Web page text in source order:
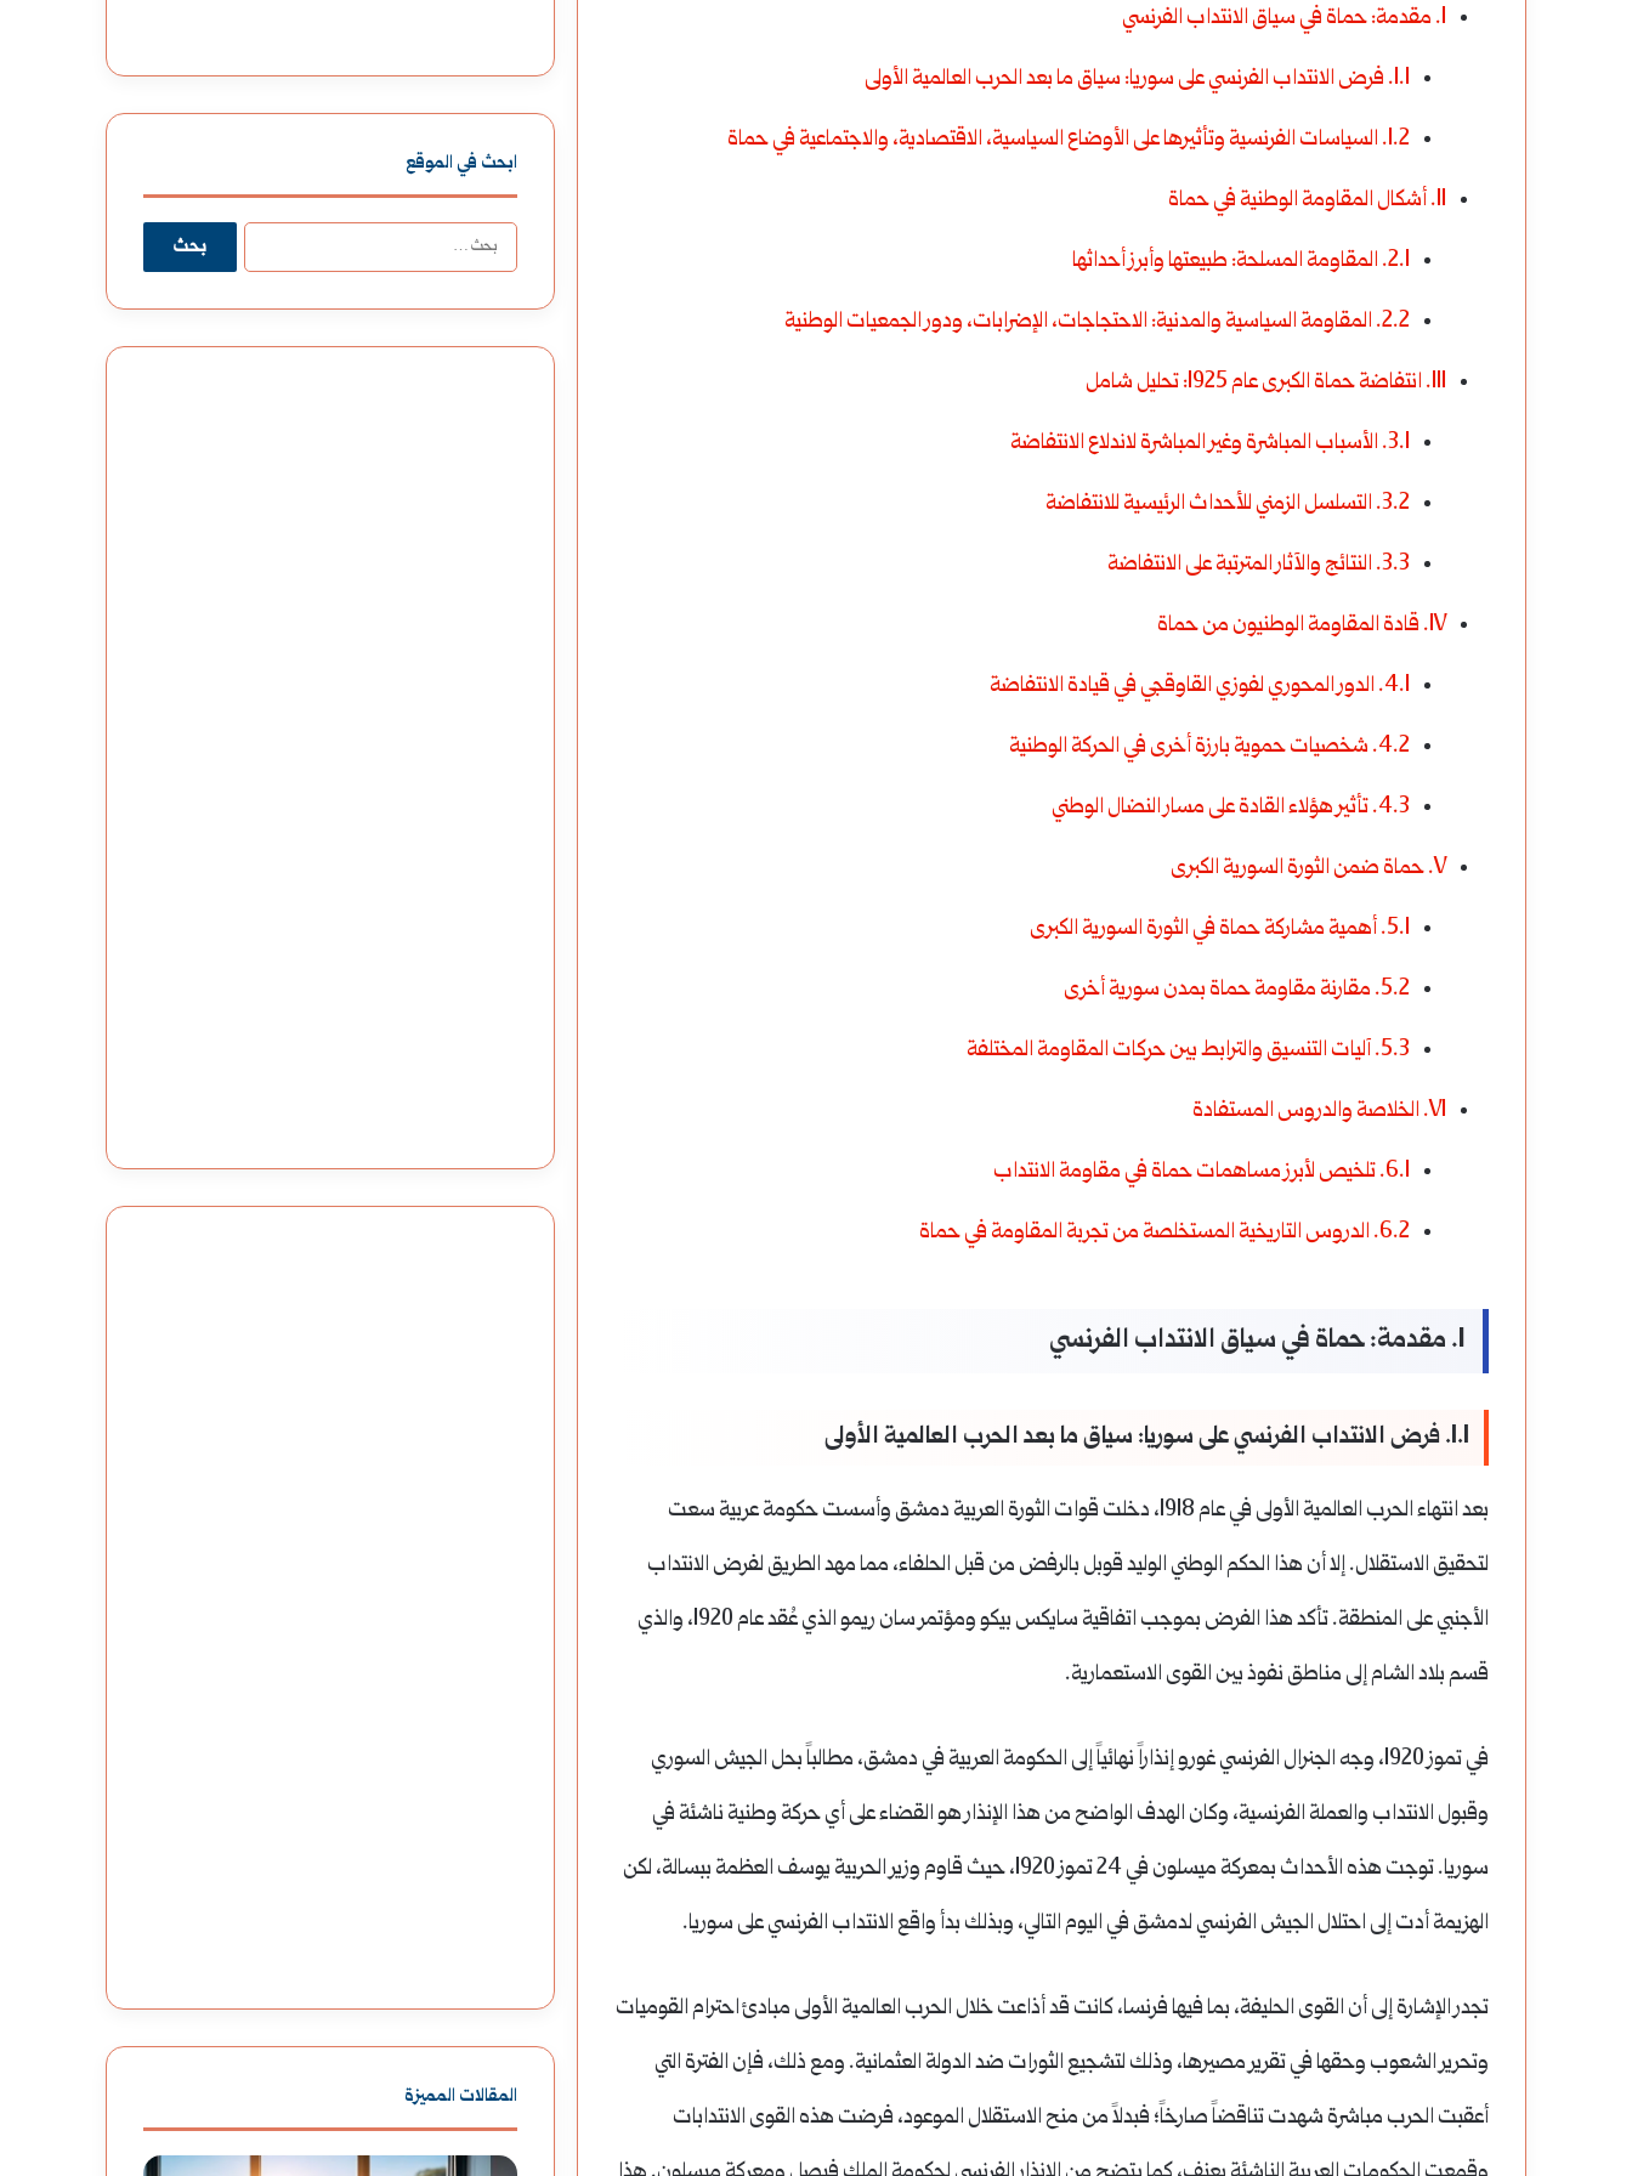
I. مقدمة: حماة في سياق الانتداب الفرنسي
1.1. فرض الانتداب الفرنسي على سوريا: سياق ما بعد الحرب العالمية الأولى
1.2. السياسات الفرنسية وتأثيرها على الأوضاع السياسية، الاقتصادية، والاجتماعية في حماة
II. أشكال المقاومة الوطنية في حماة
2.1. المقاومة المسلحة: طبيعتها وأبرز أحداثها
2.2. المقاومة السياسية والمدنية: الاحتجاجات، الإضرابات، ودور الجمعيات الوطنية
III. انتفاضة حماة الكبرى عام 1925: تحليل شامل
3.1. الأسباب المباشرة وغير المباشرة لاندلاع الانتفاضة
3.2. التسلسل الزمني للأحداث الرئيسية للانتفاضة
3.3. النتائج والآثار المترتبة على الانتفاضة
IV. قادة المقاومة الوطنيون من حماة
4.1. الدور المحوري لفوزي القاوقجي في قيادة الانتفاضة
4.2. شخصيات حموية بارزة أخرى في الحركة الوطنية
4.3. تأثير هؤلاء القادة على مسار النضال الوطني
V. حماة ضمن الثورة السورية الكبرى
5.1. أهمية مشاركة حماة في الثورة السورية الكبرى
5.2. مقارنة مقاومة حماة بمدن سورية أخرى
5.3. آليات التنسيق والترابط بين حركات المقاومة المختلفة
VI. الخلاصة والدروس المستفادة
6.1. تلخيص لأبرز مساهمات حماة في مقاومة الانتداب
6.2. الدروس التاريخية المستخلصة من تجربة المقاومة في حماة
I. مقدمة: حماة في سياق الانتداب الفرنسي
1.1. فرض الانتداب الفرنسي على سوريا: سياق ما بعد الحرب العالمية الأولى
بعد انتهاء الحرب العالمية الأولى في عام 1918، دخلت قوات الثورة العربية دمشق وأسست حكومة عربية سعت
لتحقيق الاستقلال. إلا أن هذا الحكم الوطني الوليد قوبل بالرفض من قبل الحلفاء، مما مهد الطريق لفرض الانتداب
الأجنبي على المنطقة.
تأكد هذا الفرض بموجب اتفاقية سايكس بيكو ومؤتمر سان ريمو الذي عُقد عام 1920، والذي
قسم بلاد الشام إلى مناطق نفوذ بين القوى الاستعمارية.
في تموز 1920، وجه الجنرال الفرنسي غورو إنذاراً نهائياً إلى الحكومة العربية في دمشق، مطالباً بحل الجيش السوري
وقبول الانتداب والعملة الفرنسية، وكان الهدف الواضح من هذا الإنذار هو القضاء على أي حركة وطنية ناشئة في
سوريا.
توجت هذه الأحداث بمعركة ميسلون في 24 تموز 1920، حيث قاوم وزير الحربية يوسف العظمة ببسالة، لكن
الهزيمة أدت إلى احتلال الجيش الفرنسي لدمشق في اليوم التالي، وبذلك بدأ واقع الانتداب الفرنسي على سوريا.
تجدر الإشارة إلى أن القوى الحليفة، بما فيها فرنسا، كانت قد أذاعت خلال الحرب العالمية الأولى مبادئ احترام القوميات
وتحرير الشعوب وحقها في تقرير مصيرها، وذلك لتشجيع الثورات ضد الدولة العثمانية. ومع ذلك، فإن الفترة التي
أعقبت الحرب مباشرة شهدت تناقضاً صارخاً؛ فبدلاً من منح الاستقلال الموعود، فرضت هذه القوى الانتدابات
ابحث في الموقع
البحث
المقالات المميزة